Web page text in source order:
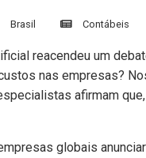
Brasil Contábeis
reacendeu um
nas empresas?
afirmam
globais